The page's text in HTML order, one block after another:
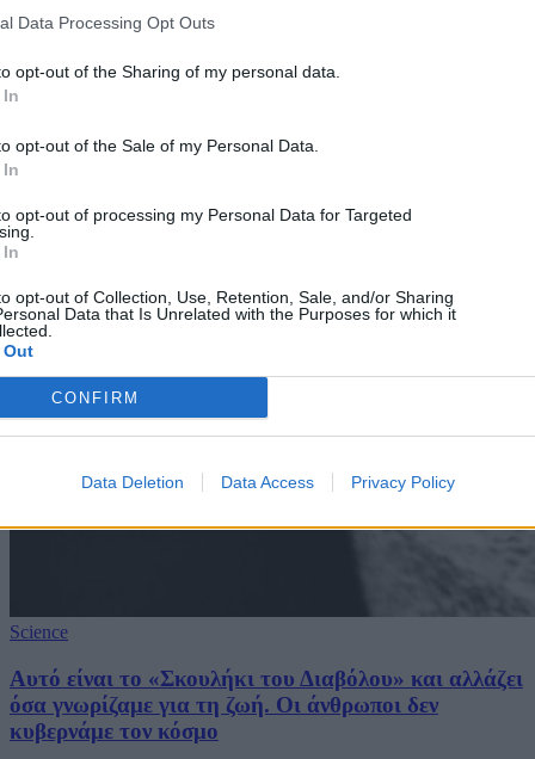
Data Processing Opt Outs
opt-out of the Sharing of my personal data.
opt-out of the Sale of my Personal Data.
opt-out of processing my Personal Data for Targeted
opt-out of Collection, Use, Retention, Sale, and/or Sharing
Data that Is Unrelated with the Purposes for which it
CONFIRM
Data Deletion Data Access Privacy Policy
Science
Αυτό είναι το «Σκουλήκι του Διαβόλου» και αλλάζει
όσα γνωρίζαμε για τη ζωή. Οι άνθρωποι δεν
κυβερνάμε τον κόσμο